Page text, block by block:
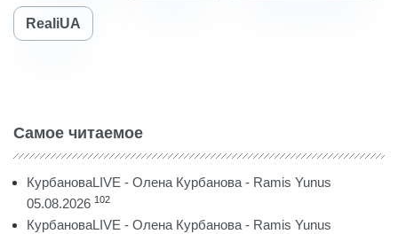
RealiUA
Самое читаемое
КурбановаLIVE - Олена Курбанова - Ramis Yunus
05.08.2026 102
КурбановаLIVE - Олена Курбанова - Ramis Yunus